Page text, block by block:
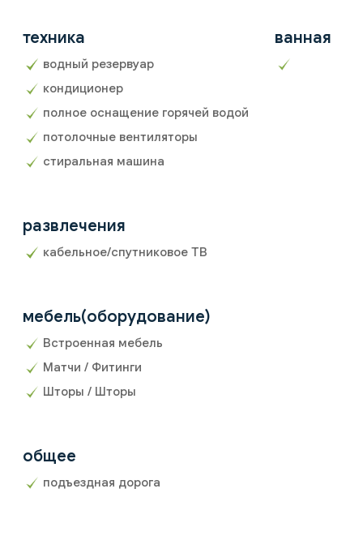
техника
водный резервуар
кондиционер
полное оснащение горячей водой
потолочные вентиляторы
стиральная машина
ванная
развлечения
кабельное/спутниковое ТВ
мебель(оборудование)
Встроенная мебель
Матчи / Фитинги
Шторы / Шторы
общее
подъездная дорога